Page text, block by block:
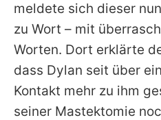
Utiq
meldete sich dieser
zu Wort – mit
Worten. Dort erklärte
dass Dylan seit über
Kontakt mehr zu ihm
seiner Mastektomie